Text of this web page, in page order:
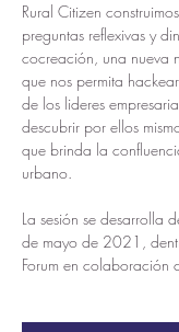
Rural Citizen
preguntas reflexivas y
cocreación, una nueva
que nos permita
de los lideres
descubrir por ellos
que brinda la
urbano.
La sesión se desarrolla
de mayo de 2021,
Forum en colaboración